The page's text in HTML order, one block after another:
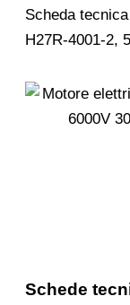
Scheda
H27R-4001-2,
Schede